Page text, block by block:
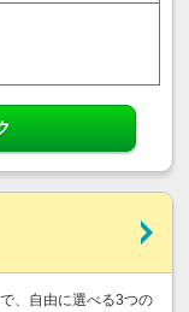
、自由に選べる3つの